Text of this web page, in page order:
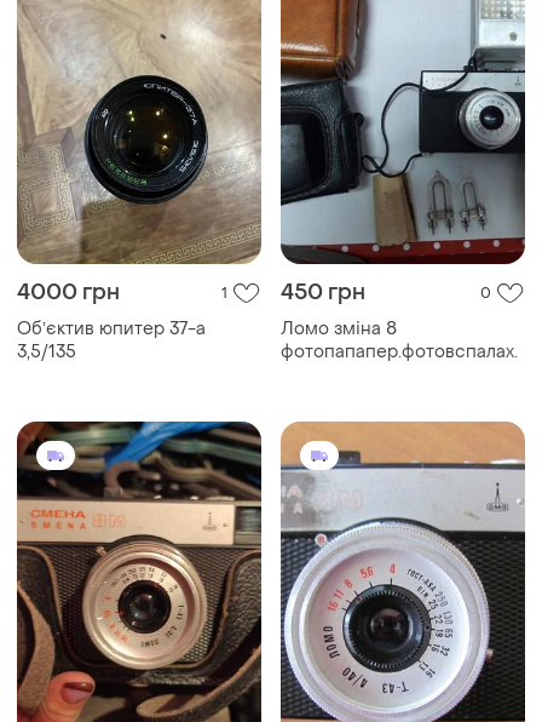
4000 грн 1
Обʼєктив юпитер 37-а
3,5/135
450 грн 0
Ломо зміна 8
фотопапапер.фотовспалах.